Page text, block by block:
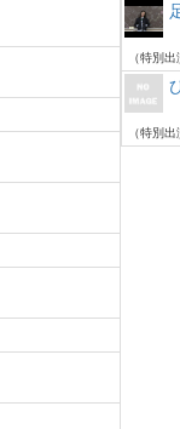
（特別出
（特別出